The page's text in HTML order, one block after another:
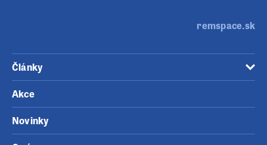
remspace.sk
Články
Akce
Novinky